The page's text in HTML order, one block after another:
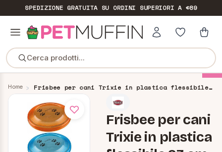
SPEDIZIONE GRATUITASU ORDINI SUPERIORI A €89
Cerca prodotti...
Home Frisbee per cani Trixie in plastica flessibile 23 cm
Frisbee per cani
Trixie in plastica
-70%